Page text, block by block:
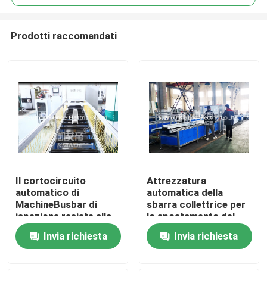
Casa
Prodotti
Prodotti raccomandati
Il cortocircuito
automatico di
MachineBusbar di
ispezione resiste alla
macchina isolata di
ispezione per Busduct
Invia richiesta
Attrezzatura
automatica della
sbarra collettrice per
lo spostamento del
film sopra Busbuct a
partire da polvere
Invia richiesta